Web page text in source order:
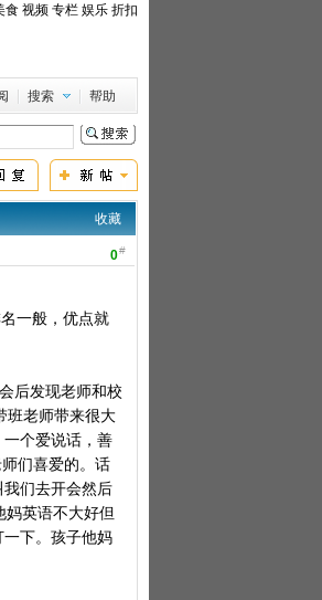
食 视频 专栏 娱乐 折扣
搜索 帮助
收藏
0#
一般，优点就
后发现老师和校
班老师带来很大
个爱说话，善
们喜爱的。话
们去开会然后
妈英语不大好但
下。孩子他妈